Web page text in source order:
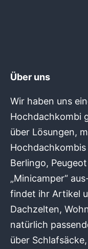
Über uns
Wir haben uns
Hochdachkombi
über Lösungen,
Berlingo,
„Minicamper“
findet ihr Artikel
Dachzelten,
natürlich
über